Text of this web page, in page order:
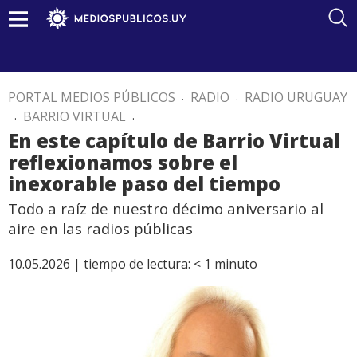
PORTAL MEDIOS PÚBLICOS . RADIO . RADIO URUGUAY
. BARRIO VIRTUAL .
En este capítulo de Barrio Virtual
reflexionamos sobre el
inexorable paso del tiempo
Todo a raíz de nuestro décimo aniversario al
aire en las radios públicas
10.05.2026 | tiempo de lectura: < 1 minuto